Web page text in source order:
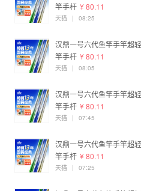
竿手杆 ¥ 80.11
天猫 | 08:25
汉鼎一号六代鱼竿手竿超
竿手杆 ¥ 80.11
天猫 | 08:05
汉鼎一号六代鱼竿手竿超
竿手杆 ¥ 80.11
天猫 | 07:45
汉鼎一号六代鱼竿手竿超
竿手杆 ¥ 80.11
天猫 | 07:25